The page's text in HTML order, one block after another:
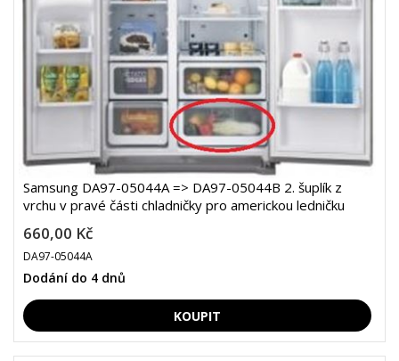
Samsung DA97-05044A => DA97-05044B 2. šuplík z
vrchu v pravé části chladničky pro americkou ledničku
660,00 Kč
DA97-05044A
Dodání do 4 dnů